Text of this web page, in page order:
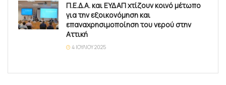
Π.Ε.Δ.Α. και ΕΥΔΑΠ χτίζουν κοινό μέτωπο
για την εξοικονόμηση και
επαναχρησιμοποίηση του νερού στην
Αττική
4 ΙΟΥΛΊΟΥ 2025